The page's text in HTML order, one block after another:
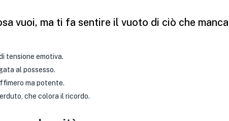
vuoi, ma ti fa sentire il vuoto di ciò che
tensione emotiva.
al possesso.
ma potente.
che colora il ricordo.